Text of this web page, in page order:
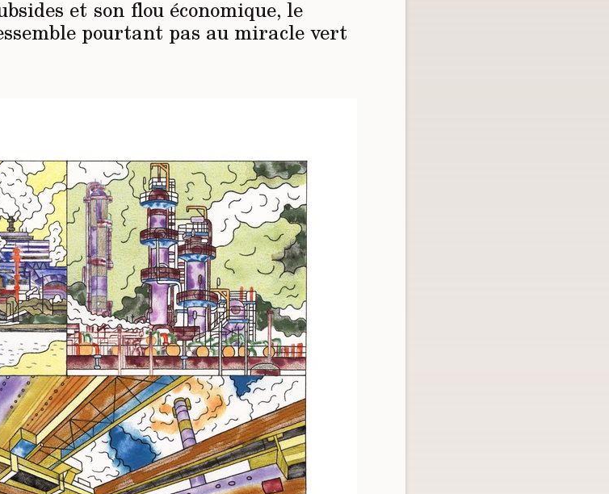
et son flou économique, le
pourtant pas au miracle vert